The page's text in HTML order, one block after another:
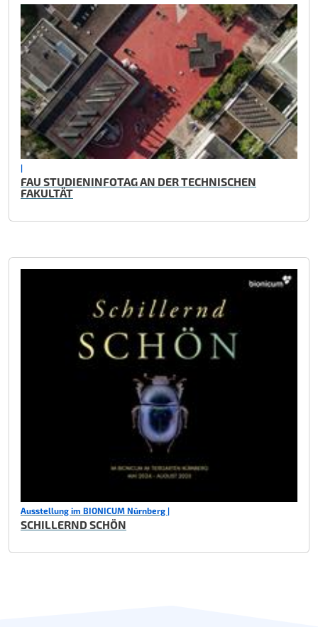
|
FAU STUDIENINFOTAG AN DER TECHNISCHEN
FAKULTÄT
Ausstellung im BIONICUM Nürnberg |
SCHILLERND SCHÖN